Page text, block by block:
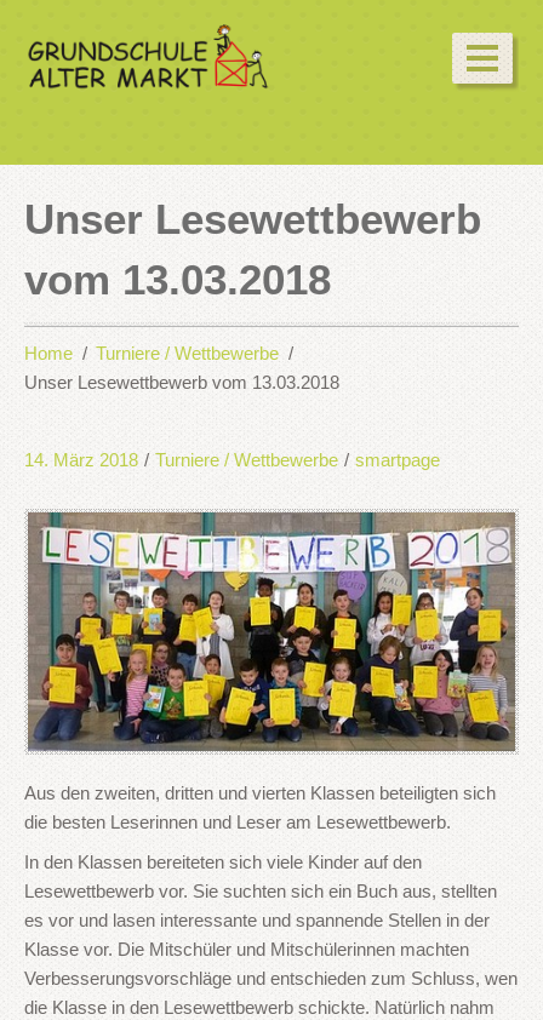
Unser Lesewettbewerb
vom 13.03.2018
Home
Turniere / Wettbewerbe
Unser Lesewettbewerb vom 13.03.2018
14. März 2018 / Turniere / Wettbewerbe / smartpage
Aus den zweiten, dritten und vierten Klassen beteiligten sich
die besten Leserinnen und Leser am Lesewettbewerb.
In den Klassen bereiteten sich viele Kinder auf den
Lesewettbewerb vor. Sie suchten sich ein Buch aus, stellten
es vor und lasen interessante und spannende Stellen in der
Klasse vor. Die Mitschüler und Mitschülerinnen machten
Verbesserungsvorschläge und entschieden zum Schluss, wen
die Klasse in den Lesewettbewerb schickte. Natürlich nahm